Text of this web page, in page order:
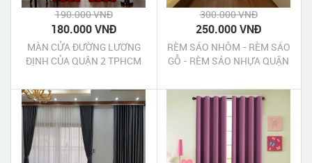
190.000 VNĐ
180.000 VNĐ
MÀN CỬA ĐƯỜNG LƯƠNG
ĐỊNH CỦA QUẬN 2 TPHCM
300.000 VNĐ
250.000 VNĐ
RÈM SÁO NHÔM - RÈM SÁO
GỖ - RÈM SÁO NHỰA QUẬN